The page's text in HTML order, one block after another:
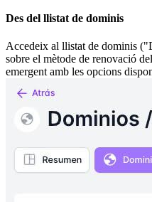
Des del llistat de dominis
Accedeix al llistat de dominis
sobre el mètode de renovació
emergent amb les opcions